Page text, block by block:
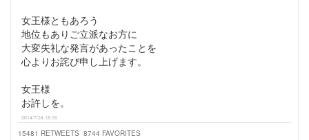
女王様ともあろう
地位もありご立派なお方に
大変失礼な発言があったことを
心よりお詫び申し上げます。
女王様
お許しを。
2014/7/24 16:16
15481 RETWEETS 8744 FAVORITES